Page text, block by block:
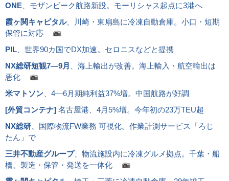
ONE 、モザンビーク航路新設。モーリシャス起点に3港へ
霞ヶ関キャピタル、川崎・東扇島に冷凍自動倉庫。小口・短期
保管に対応
PIL 、世界90カ国でDX加速。セロニスなどと提携
NX総研短観7―9月
、海上輸出が改善。海上輸入・航空輸出は
悪化
米マトソン 、4―6月期純利益37%増。中国航路が好調
[外貿コンテナ] 名古屋港、4月5%増。今年初の23万TEU超
NX総研 、国際物流FW業務 可視化。作業計測サービス「ろじ
たん」で
三井不動産グループ、物流施設内に冷凍グルメ拠点。千葉・船
橋、製造・保管・発送を一体化